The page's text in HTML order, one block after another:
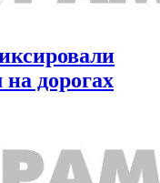
дорогах